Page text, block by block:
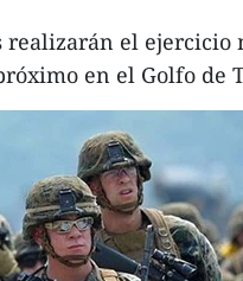
realizarán el
en el Golfo de